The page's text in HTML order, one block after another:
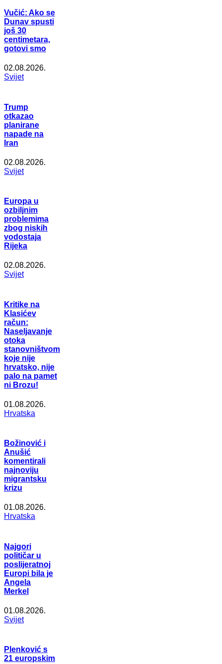
Vučić: Ako se
Dunav spusti
još 30
centimetara,
gotovi smo
02.08.2026.
Svijet
Trump
otkazao
planirane
napade na
Iran
02.08.2026.
Svijet
Europa u
ozbiljnim
problemima
zbog niskih
vodostaja
Rijeka
02.08.2026.
Svijet
Kritike na
Klasićev
račun:
Naseljavanje
otoka
stanovništvom
koje nije
hrvatsko, nije
palo na pamet
ni Brozu!
01.08.2026.
Hrvatska
Božinović i
Anušić
komentirali
najnoviju
migrantsku
krizu
01.08.2026.
Hrvatska
Najgori
političar u
poslijeratnoj
Europi bila je
Angela
Merkel
01.08.2026.
Svijet
Plenković s
21 europskim